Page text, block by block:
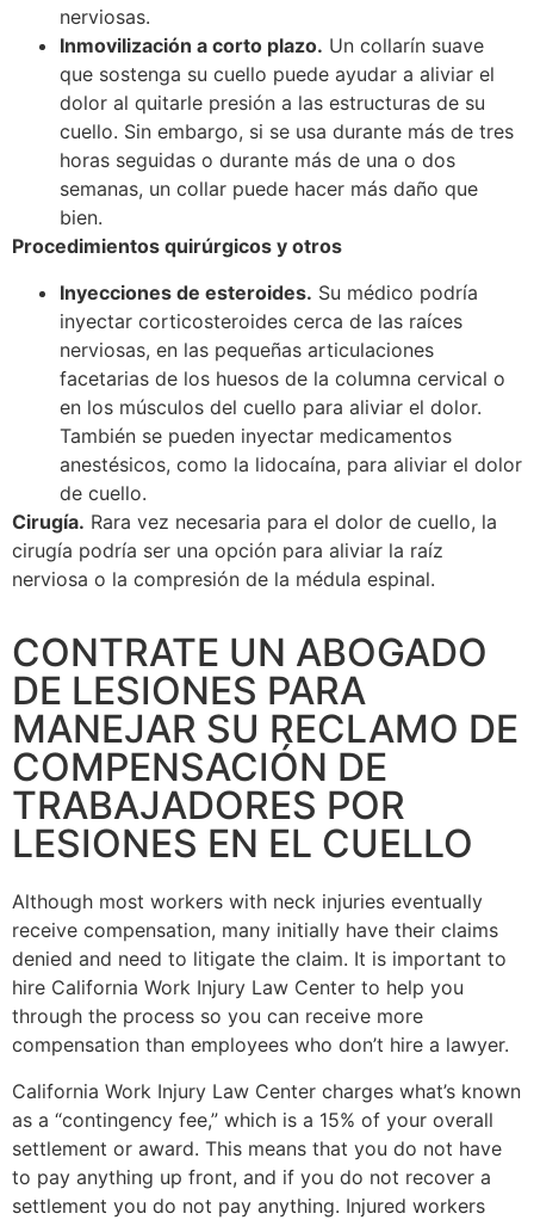
nerviosas.
Inmovilización a corto plazo. Un collarín suave
que sostenga su cuello puede ayudar a aliviar el
dolor al quitarle presión a las estructuras de su
cuello. Sin embargo, si se usa durante más de tres
horas seguidas o durante más de una o dos
semanas, un collar puede hacer más daño que
bien.
Procedimientos quirúrgicos y otros
Inyecciones de esteroides. Su médico podría
inyectar corticosteroides cerca de las raíces
nerviosas, en las pequeñas articulaciones
facetarias de los huesos de la columna cervical o
en los músculos del cuello para aliviar el dolor.
También se pueden inyectar medicamentos
anestésicos, como la lidocaína, para aliviar el dolor
de cuello.
Cirugía. Rara vez necesaria para el dolor de cuello, la
cirugía podría ser una opción para aliviar la raíz
nerviosa o la compresión de la médula espinal.
CONTRATE UN ABOGADO
DE LESIONES PARA
MANEJAR SU RECLAMO DE
COMPENSACIÓN DE
TRABAJADORES POR
LESIONES EN EL CUELLO
Although most workers with neck injuries eventually
receive compensation, many initially have their claims
denied and need to litigate the claim. It is important to
hire California Work Injury Law Center to help you
through the process so you can receive more
compensation than employees who don’t hire a lawyer.
California Work Injury Law Center charges what’s known
as a “contingency fee,” which is a 15% of your overall
settlement or award. This means that you do not have
to pay anything up front, and if you do not recover a
settlement you do not pay anything. Injured workers